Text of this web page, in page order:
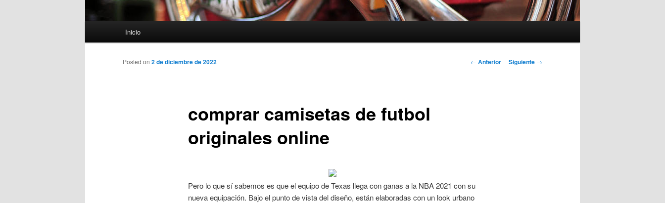
Inicio
Navegación
← Anterior Siguiente →
comprar camisetas de futbol
originales online
Posted on 2 de diciembre de 2022
Pero lo que sí sabemos es que el equipo de Texas llega con ganas a la NBA 2021 con su
nueva equipación. Bajo el punto de vista del diseño, están elaboradas con un look urbano